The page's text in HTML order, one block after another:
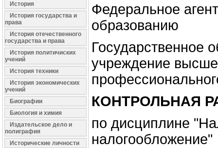
История
История государства и
права
История отечественного
государства и права
История политичиских
учений
История техники
История экономических
учений
Биографии
Биология и химия
Издательское дело и
полиграфия
Исторические личности
Федеральное
образованию
Государственное
учреждение
КОНТРОЛЬНАЯ
по дисциплине
налогообложение"